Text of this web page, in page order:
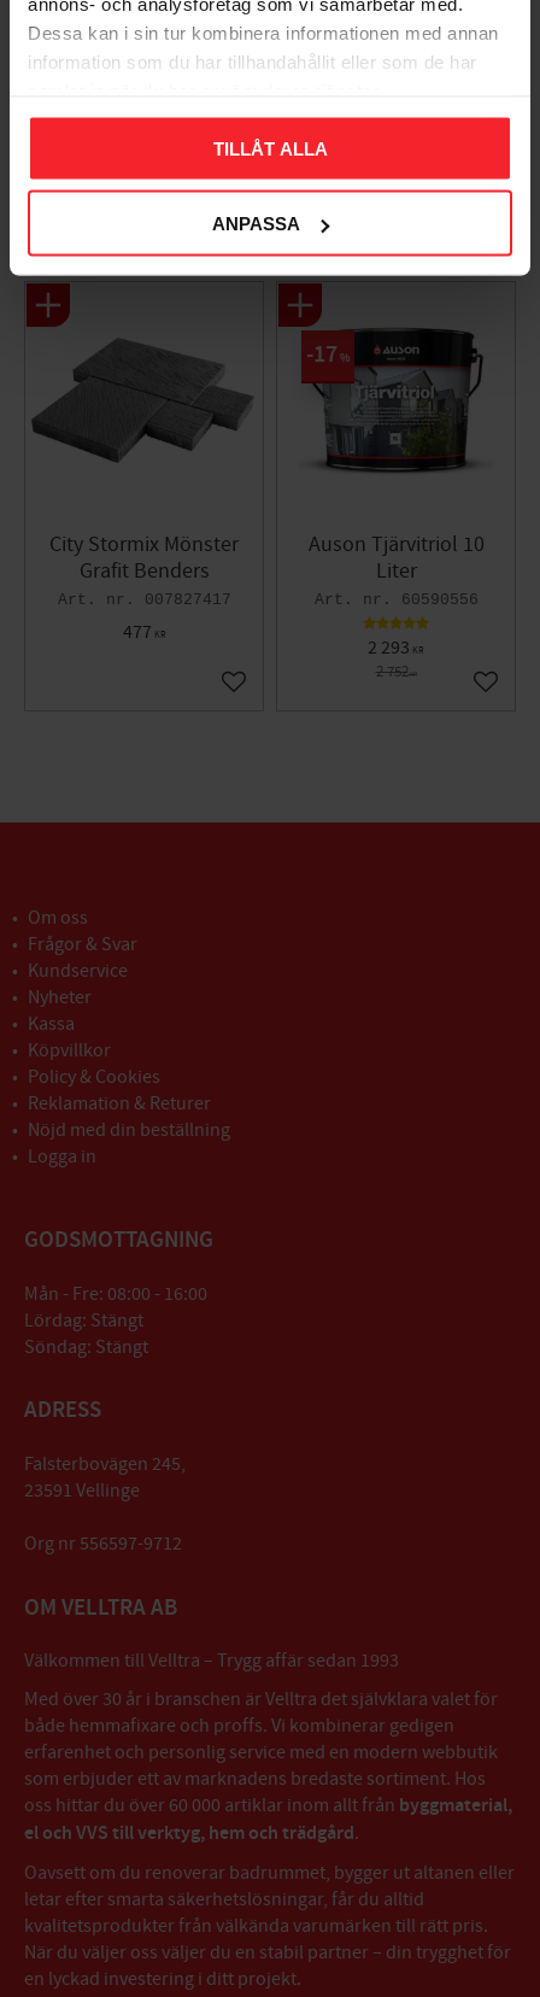
Dessa kan i sin tur kombinera informationen med annan
information som du har tillhandahållit eller som de har
TILLÅT ALLA
ANPASSA
Takpanna Palema 2-
15KR
Lägg till i favoriter
+4
Trägolv Massiv Furu
Lägg
City Stormix Mönster
Grafit Benders
007827417
477 KR
Lägg till i favoriter
Auson Tjärvitriol 10
Liter
60590556
2 293 KR
2 752KR
17 %
Lägg
Om oss
Frågor & Svar
Kundservice
Nyheter
Kassa
Köpvillkor
Policy & Cookies
Reklamation & Returer
Nöjd med din beställning
Logga in
GODSMOTTAGNING
Mån - Fre: 08:00 - 16:00
Lördag: Stängt
Söndag: Stängt
ADRESS
Falsterbovägen 245,
23591 Vellinge
Org nr 556597-9712
OM VELLTRA AB
Välkommen till Velltra – Trygg affär sedan 1993
Med över 30 år i branschen är Velltra det självklara valet för
både hemmafixare och proffs. Vi kombinerar gedigen
erfarenhet och personlig service med en modern webbutik
som erbjuder ett av marknadens bredaste sortiment. Hos
oss hittar du över 60 000 artiklar inom allt från byggmaterial,
el och VVS till verktyg, hem och trädgård.
Oavsett om du renoverar badrummet, bygger ut altanen eller
letar efter smarta säkerhetslösningar, får du alltid
kvalitetsprodukter från välkända varumärken till rätt pris.
När du väljer oss väljer du en stabil partner – din trygghet för
en lyckad investering i ditt projekt.